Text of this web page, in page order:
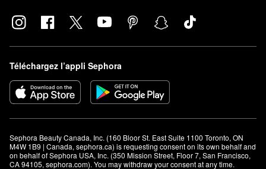
Téléchargez l’appli Sephora
Sephora Beauty Canada, Inc. (160 Bloor St. East Suite 1100 Toronto, ON
M4W 1B9 | Canada, sephora.ca) is requesting consent on its own behalf and
on behalf of Sephora USA, Inc. (350 Mission Street, Floor 7, San Francisco,
CA 94105, sephora.com). You may withdraw your consent at any time.